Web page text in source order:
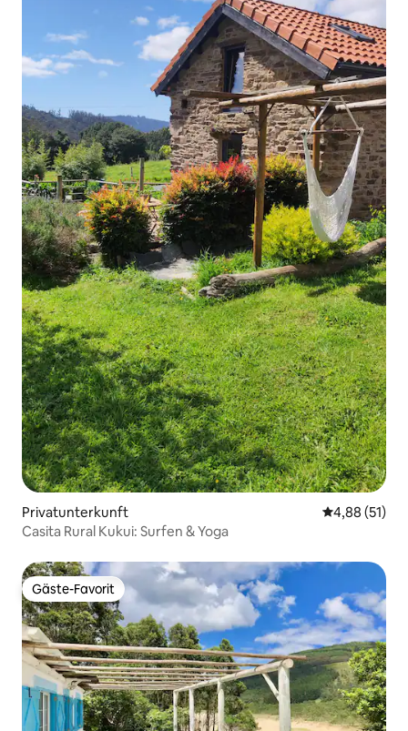
Privatunterkunft
4,88 (51)
Casita Rural Kukui: Surfen & Yoga
Gäste-Favorit
Gäste-Favorit